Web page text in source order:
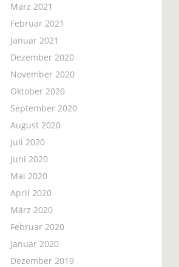
März 2021
Februar 2021
Januar 2021
Dezember 2020
November 2020
Oktober 2020
September 2020
August 2020
Juli 2020
Juni 2020
Mai 2020
April 2020
März 2020
Februar 2020
Januar 2020
Dezember 2019